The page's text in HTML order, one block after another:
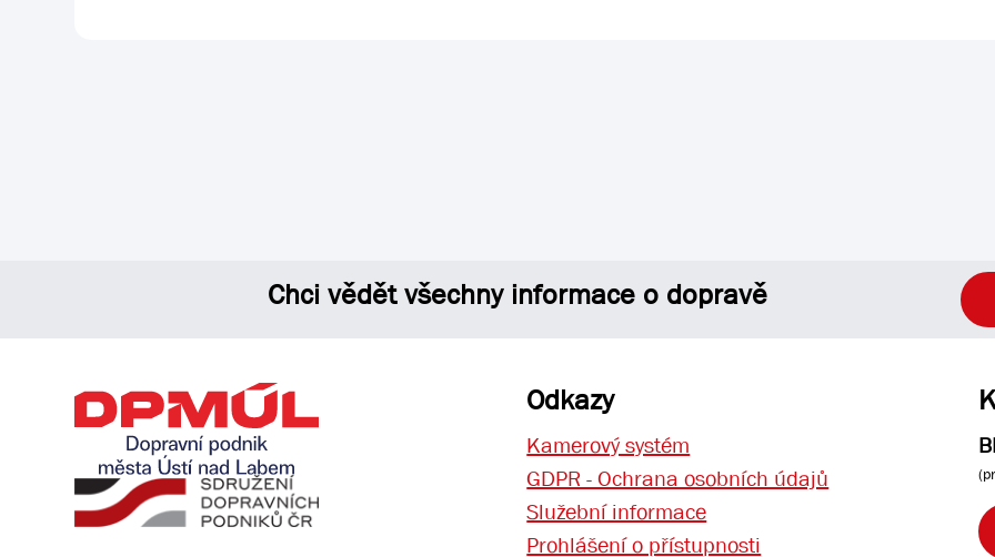
Chci vědět všechny informace o dopravě
Odkazy
Kamerový systém
GDPR - Ochrana osobních údajů
Služební informace
Prohlášení o přístupnosti